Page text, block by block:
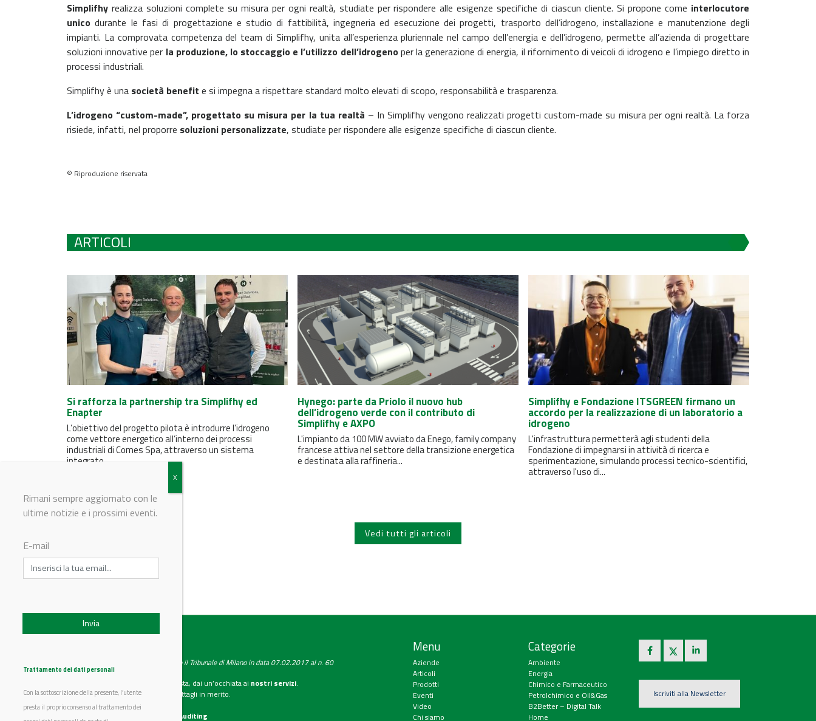
Simplifhy realizza soluzioni complete su misura per ogni realtà, studiate per rispondere alle esigenze specifiche di ciascun cliente. Si propone come interlocutore
unicodurante le fasi di progettazione e studio di fattibilità, ingegneria ed esecuzione dei progetti, trasporto dell’idrogeno, installazione e manutenzione degli
impianti. La comprovata competenza del team di Simplifhy, unita all’esperienza pluriennale nel campo dell’energia e dell’idrogeno, permette all’azienda di progettare
soluzioni innovative per la produzione, lo stoccaggio e l’utilizzo dell’idrogenoper la generazione di energia, il rifornimento di veicoli di idrogeno e l’impiego diretto in
processi industriali.
Simplifhy è una società benefit e si impegna a rispettare standard molto elevati di scopo, responsabilità e trasparenza.
L’idrogeno “custom-made”, progettato su misura per la tua realtà – In Simplifhy vengono realizzati progetti custom-made su misura per ogni realtà. La forza
risiede, infatti, nel proporre soluzioni personalizzate, studiate per rispondere alle esigenze specifiche di ciascun cliente.
© Riproduzione riservata
ARTICOLI
Si rafforza la partnership tra Simplifhy ed
Enapter
L’obiettivo del progetto pilota è introdurre l’idrogeno
come vettore energetico all’interno dei processi
industriali di Comes Spa, attraverso un sistema
integrato...
Hynego: parte da Priolo il nuovo hub
dell’idrogeno verde con il contributo di
Simplifhy e AXPO
L'impianto da 100 MW avviato da Enego, family company
francese attiva nel settore della transizione energetica
e destinata alla raffineria...
Simplifhy e Fondazione ITSGREEN firmano un
accordo per la realizzazione di un laboratorio a
idrogeno
L'infrastruttura permetterà agli studenti della
Fondazione di impegnarsi in attività di ricerca e
sperimentazione, simulando processi tecnico-scientifici,
attraverso l'uso di...
Vedi tutti gli articoli
Testata giornalistica registrata presso il Tribunale di Milano in data 07.02.2017 al n. 60
Se vuoi diventare nostro inserzionista, dai un’occhiata ai nostri servizi.
Scarica il mediakitper maggiori dettagli in merito.
CSST WebAuditing
Menu
Aziende
Articoli
Prodotti
Eventi
Video
Chi siamo
Categorie
Ambiente
Energia
Chimico e Farmaceutico
Petrolchimico e Oil&Gas
B2Better – Digital Talk
Home
Iscriviti alla Newsletter
Rimani sempre aggiornato con le
ultime notizie e i prossimi eventi.
E-mail
Trattamento dei dati personali
Con la sottoscrizione della presente, l’utente
presta il proprio consenso al trattamento dei